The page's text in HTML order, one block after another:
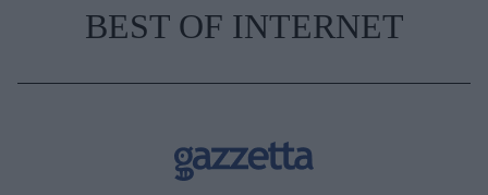
BEST OF INTERNET